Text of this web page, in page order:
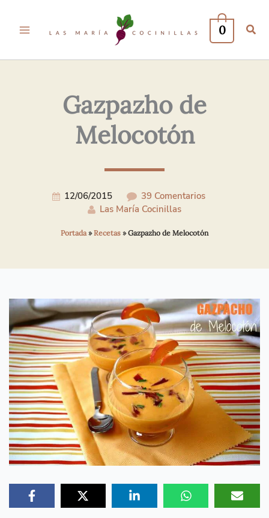
0
Gazpazho de
Melocotón
12/06/2015
39 Comentarios
Las María Cocinillas
Portada»Recetas »Gazpazho de Melocotón
Electrónico*